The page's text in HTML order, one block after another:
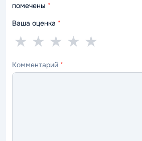
помечены *
Ваша оценка *
5
—
★
4
—
★
3
—
★
2
—
★
1
—
★
Комментарий *